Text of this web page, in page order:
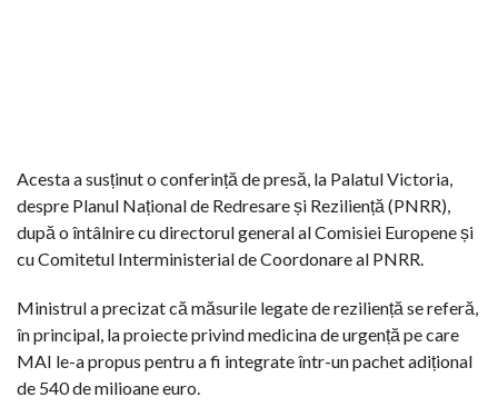
Acesta a susținut o conferință de presă, la Palatul Victoria,
despre Planul Național de Redresare și Reziliență (PNRR),
după o întâlnire cu directorul general al Comisiei Europene și
cu Comitetul Interministerial de Coordonare al PNRR.
Ministrul a precizat că măsurile legate de reziliență se referă,
în principal, la proiecte privind medicina de urgență pe care
MAI le-a propus pentru a fi integrate într-un pachet adițional
de 540 de milioane euro.